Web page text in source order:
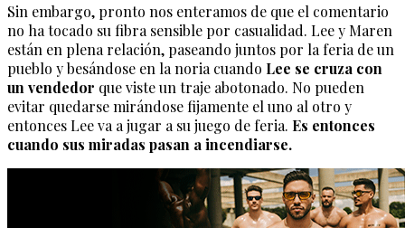
Sin embargo, pronto nos enteramos de que el comentario
no ha tocado su fibra sensible por casualidad. Lee y Maren
están en plena relación, paseando juntos por la feria de un
pueblo y besándose en la noria cuando Lee se cruza con
un vendedor que viste un traje abotonado. No pueden
evitar quedarse mirándose fijamente el uno al otro y
entonces Lee va a jugar a su juego de feria. Es entonces
cuando sus miradas pasan a incendiarse.